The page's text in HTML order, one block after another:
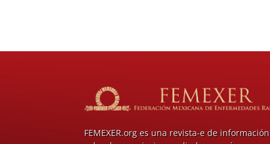
FEMEXER.org es una revista-e de información